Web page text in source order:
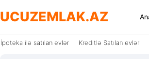
UCUZEMLAK.AZ
İpoteka ilə satılan evlər Kreditlə Satılan evlər